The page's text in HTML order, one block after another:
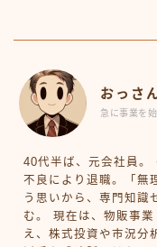
おっさ
急に事業を
40代半ば、元会社員。
不良により退職。「無
う思いから、専門知識
む。 現在は、物販事
え、株式投資や市況分